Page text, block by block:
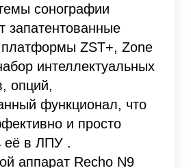
сонографии
запатентованные
платформы ZST+, Zone
интеллектуальных
опций,
функционал, что
и просто
её в ЛПУ .
аппарат Recho N9